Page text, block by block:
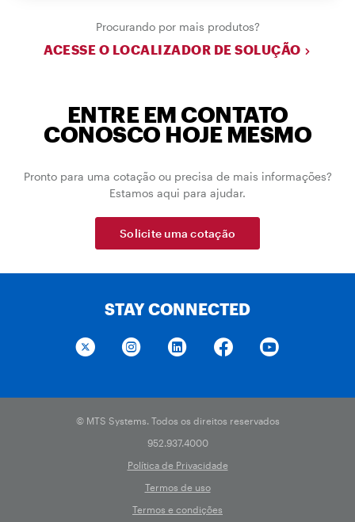
Procurando por mais produtos?
ACESSE O LOCALIZADOR DE SOLUÇÃO
ENTRE EM CONTATO
CONOSCO HOJE MESMO
Pronto para uma cotação ou precisa de mais informações?
Estamos aqui para ajudar.
Solicite uma cotação
STAY CONNECTED
© MTS Systems. Todos os direitos reservados
952.937.4000
Política de Privacidade
Termos de uso
Termos e condições